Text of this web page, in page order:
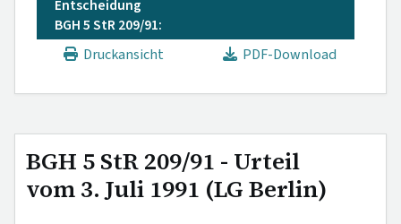
Entscheidung
BGH 5 StR 209/91:
Druckansicht
PDF-Download
BGH 5 StR 209/91 - Urteil
vom 3. Juli 1991 (LG Berlin)